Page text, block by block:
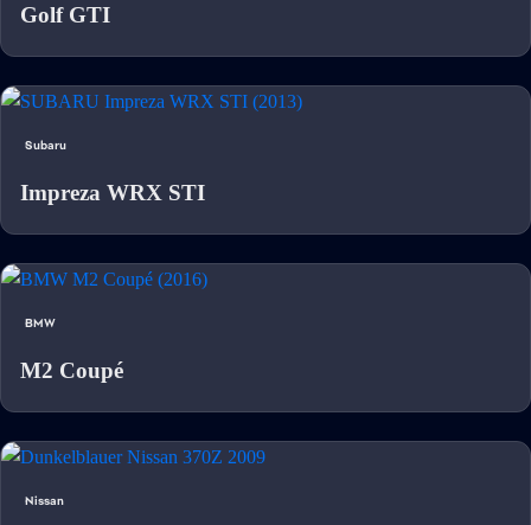
Golf GTI
Subaru
Impreza WRX STI
BMW
M2 Coupé
Nissan